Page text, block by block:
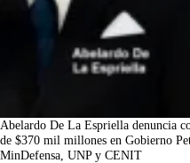
Abelardo De La Espriella denuncia
de $370 mil millones en Gobierno
MinDefensa, UNP y CENIT